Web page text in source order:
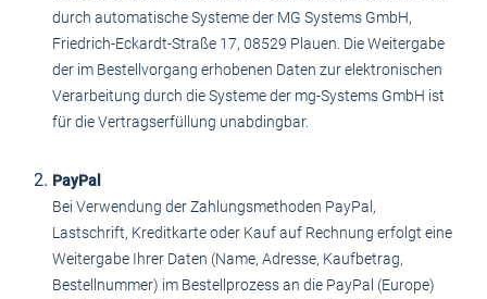
durch automatische Systeme der MG Systems GmbH,
Friedrich-Eckardt-Straße 17, 08529 Plauen. Die Weitergabe
der im Bestellvorgang erhobenen Daten zur elektronischen
Verarbeitung durch die Systeme der mg-Systems GmbH ist
für die Vertragserfüllung unabdingbar.
PayPal
Bei Verwendung der Zahlungsmethoden PayPal,
Lastschrift, Kreditkarte oder Kauf auf Rechnung erfolgt eine
Weitergabe Ihrer Daten (Name, Adresse, Kaufbetrag,
Bestellnummer) im Bestellprozess an die PayPal (Europe)